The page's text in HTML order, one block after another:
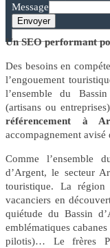
Message
Envoyer
Un SEO performant
Des besoins en
l’engouement
l’ensemble du
(artisans ou
référencement à
accompagnement avisé
Comme l’ensemble
d’Argent, le secteur
touristique. La
vacanciers en
quiétude du Bassin
emblématiques
pilotis)… Le frères